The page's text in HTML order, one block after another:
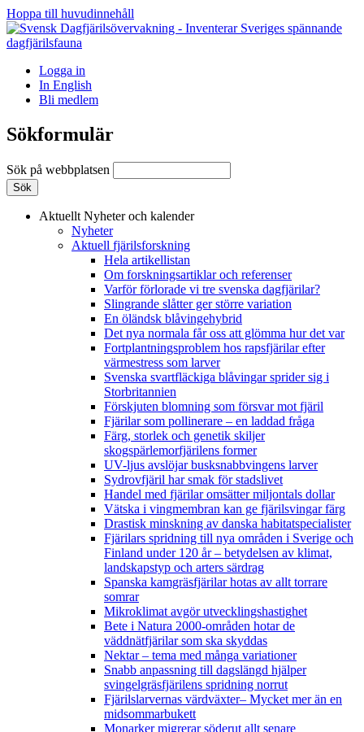
Hoppa till huvudinnehåll
Logga in
In English
Bli medlem
Sökformulär
Sök på webbplatsen
Aktuellt Nyheter och kalender
Nyheter
Aktuell fjärilsforskning
Hela artikellistan
Om forskningsartiklar och referenser
Varför förlorade vi tre svenska dagfjärilar?
Slingrande slåtter ger större variation
En öländsk blåvingehybrid
Det nya normala får oss att glömma hur det var
Fortplantningsproblem hos rapsfjärilar efter
värmestress som larver
Svenska svartfläckiga blåvingar sprider sig i
Storbritannien
Förskjuten blomning som försvar mot fjäril
Fjärilar som pollinerare – en laddad fråga
Färg, storlek och genetik skiljer
skogspärlemorfjärilens former
UV-ljus avslöjar busksnabbvingens larver
Sydrovfjäril har smak för stadslivet
Handel med fjärilar omsätter miljontals dollar
Vätska i vingmembran kan ge fjärilsvingar färg
Drastisk minskning av danska habitatspecialister
Fjärilars spridning till nya områden i Sverige och
Finland under 120 år– betydelsen av klimat,
landskapstyp och arters särdrag
Spanska kamgräsfjärilar hotas av allt torrare
somrar
Mikroklimat avgör utvecklingshastighet
Bete i Natura 2000-områden hotar de
väddnätfjärilar som ska skyddas
Nektar – tema med många variationer
Snabb anpassning till dagslängd hjälper
svingelgräsfjärilens spridning norrut
Fjärilslarvernas värdväxter– Mycket mer än en
midsommarbukett
Monarker migrerar söderut allt senare